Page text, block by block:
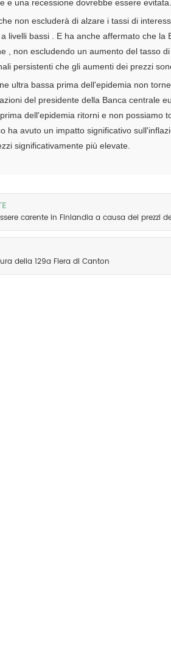
e una recessione dovrebbe essere evitata.
non escluderà di alzare i tassi di
livelli bassi
E haanche affermato che la
, non escludendo un aumento del tasso
persistenti che gli aumenti dei prezzi
ultra bassa prima dell'epidemia non
del presidente della Banca centrale
dell'epidemia ritorni e non possiamo
ha avuto un impatto significativo
significativamente più elevate.
carente in Finlandia a causa dei prezzi
della 129a Fiera di Canton